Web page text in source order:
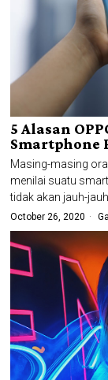
5 Alasan
Smartphone
Masing-masing
menilai suatu
tidak akan jauh-
October 26, 2020